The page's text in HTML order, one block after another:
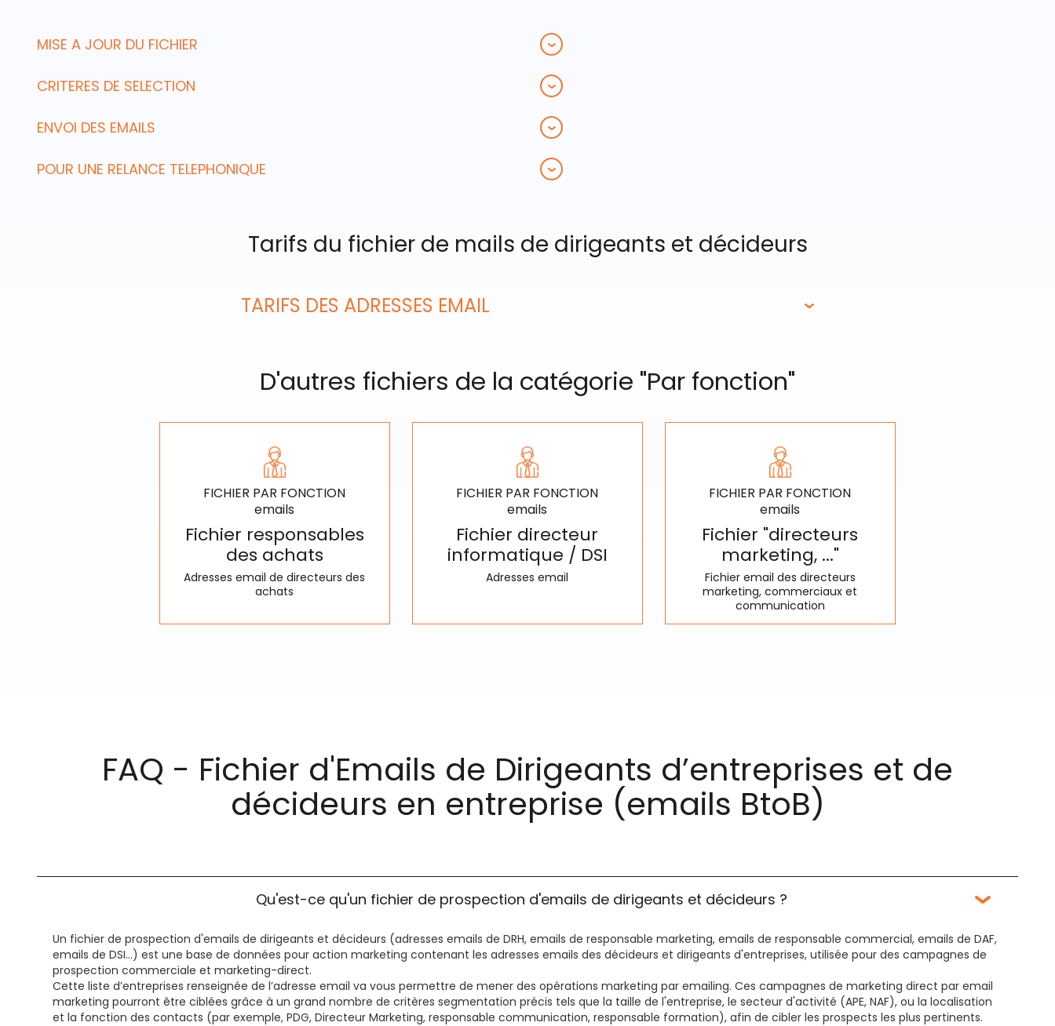
MISE A JOUR DU FICHIER
CRITERES DE SELECTION
ENVOI DES EMAILS
POUR UNE RELANCE TELEPHONIQUE
Tarifs du fichier de mails de dirigeants et décideurs
TARIFS DES ADRESSES EMAIL
D'autres fichiers de la catégorie "Par fonction"
FICHIER PAR FONCTION
emails
Fichier responsables
des achats
Adresses email de directeurs des
achats
FICHIER PAR FONCTION
emails
Fichier directeur
informatique / DSI
Adresses email
FICHIER PAR FONCTION
emails
Fichier "directeurs
marketing, ..."
Fichier email des directeurs
marketing, commerciaux et
communication
FAQ - Fichier d'Emails de Dirigeants d’entreprises et de
décideurs en entreprise (emails BtoB)
Qu'est-ce qu'un fichier de prospection d'emails de dirigeants et décideurs ?
Un fichier de prospection d'emails de dirigeants et décideurs (adresses emails de DRH, emails de responsable marketing, emails de responsable commercial, emails de DAF,
emails de DSI…) est une base de données pour action marketing contenant les adresses emails des décideurs et dirigeants d'entreprises, utilisée pour des campagnes de
prospection commerciale et marketing-direct.
Cette liste d’entreprises renseignée de l’adresse email va vous permettre de mener des opérations marketing par emailing. Ces campagnes de marketing direct par email
marketing pourront être ciblées grâce à un grand nombre de critères segmentation précis tels que la taille de l'entreprise, le secteur d'activité (APE, NAF), ou la localisation
et la fonction des contacts (par exemple, PDG, Directeur Marketing, responsable communication, responsable formation), afin de cibler les prospects les plus pertinents.